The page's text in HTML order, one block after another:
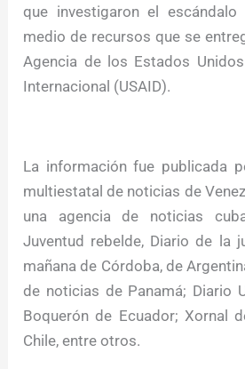
que investigaron el escándalo
medio de recursos que se
Agencia de los Estados
Internacional (USAID).
La información fue publicada
multiestatal de noticias de
una agencia de noticias
Juventud rebelde, Diario de la
mañana de Córdoba, de
de noticias de Panamá; Diario
Boquerón de Ecuador; Xornal
Chile, entre otros.